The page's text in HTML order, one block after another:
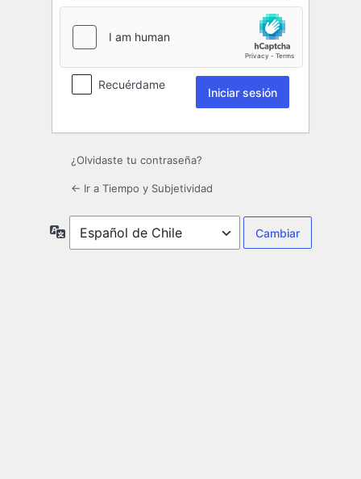
Recuérdame
¿Olvidaste tu contraseña?
← Ir a Tiempo y Subjetividad
Idioma